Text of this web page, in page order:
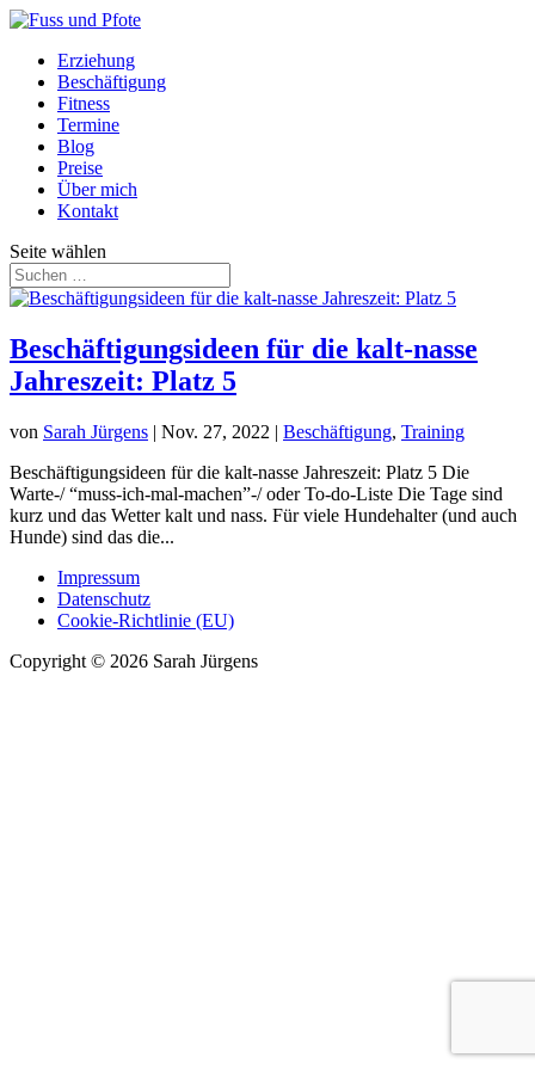
Erziehung
Beschäftigung
Fitness
Termine
Blog
Preise
Über mich
Kontakt
Seite wählen
Beschäftigungsideen für die kalt-nasse
Jahreszeit: Platz 5
von Sarah Jürgens | Nov. 27, 2022 | Beschäftigung, Training
Beschäftigungsideen für die kalt-nasse Jahreszeit: Platz 5 Die
Warte-/ “muss-ich-mal-machen”-/ oder To-do-Liste Die Tage sind
kurz und das Wetter kalt und nass. Für viele Hundehalter (und auch
Hunde) sind das die...
Impressum
Datenschutz
Cookie-Richtlinie (EU)
Copyright © 2026 Sarah Jürgens